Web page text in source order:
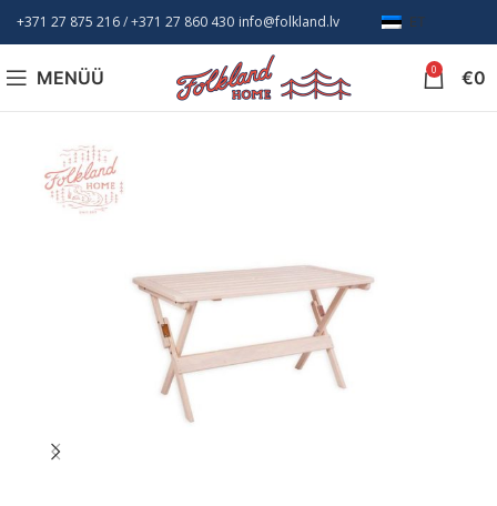
+371 27 875 216/ +371 27 860 430 info@folkland.lv ET
MENÜÜ 0 €0